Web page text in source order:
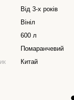
Від 3-х років
Вініл
600 л
Помаранчевий
Китай